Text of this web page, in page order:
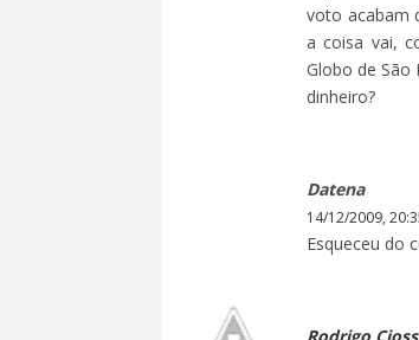
voto acabam
a coisa vai,
Globo de São
dinheiro?
Datena
14/12/2009,
Esqueceu do
Rodrigo